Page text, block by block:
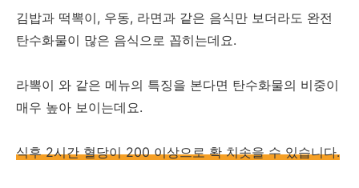
김밥과 떡뽁이, 우동, 라면과 같은 음식만 보더라도 완전
탄수화물이 많은 음식으로 꼽히는데요.
라뽁이 와 같은 메뉴의 특징을 본다면 탄수화물의 비중이
매우 높아 보이는데요.
식후 2시간 혈당이 200 이상으로 확 치솟을 수 있습니다.